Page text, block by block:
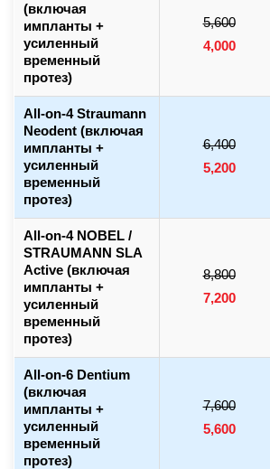
(включая
импланты +
усиленный
временный
протез)
5,600
4,000
All-on-4 Straumann
Neodent (включая
импланты +
усиленный
временный
протез)
6,400
5,200
All-on-4 NOBEL /
STRAUMANN SLA
Active (включая
импланты +
усиленный
временный
протез)
8,800
7,200
All-on-6 Dentium
(включая
импланты +
усиленный
временный
протез)
7,600
5,600